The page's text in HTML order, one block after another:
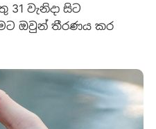
31 වැනිදා සිට
ඔවුන් තීරණය කර